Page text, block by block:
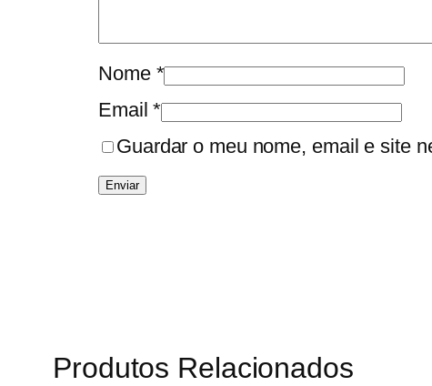
Nome *
Email*
Guardar o meu nome, email e site
Produtos Relacionados